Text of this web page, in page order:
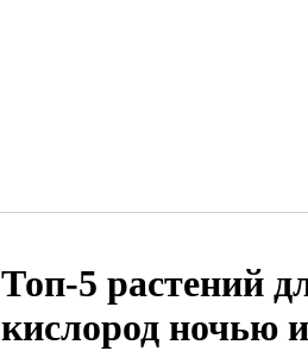
Топ-5 растений
кислород ночью